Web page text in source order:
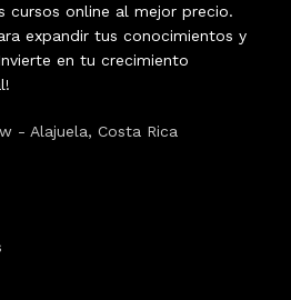
cursos online al mejor precio.
expandir tus conocimientos y
en tu crecimiento
- Alajuela, Costa Rica